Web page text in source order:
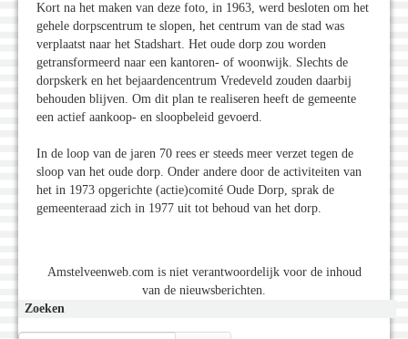
Kort na het maken van deze foto, in 1963, werd besloten om het
gehele dorpscentrum te slopen, het centrum van de stad was
verplaatst naar het Stadshart. Het oude dorp zou worden
getransformeerd naar een kantoren- of woonwijk. Slechts de
dorpskerk en het bejaardencentrum Vredeveld zouden daarbij
behouden blijven. Om dit plan te realiseren heeft de gemeente
een actief aankoop- en sloopbeleid gevoerd.
In de loop van de jaren 70 rees er steeds meer verzet tegen de
sloop van het oude dorp. Onder andere door de activiteiten van
het in 1973 opgerichte (actie)comité Oude Dorp, sprak de
gemeenteraad zich in 1977 uit tot behoud van het dorp.
Amstelveenweb.com is niet verantwoordelijk voor de inhoud
van de nieuwsberichten.
Zoeken